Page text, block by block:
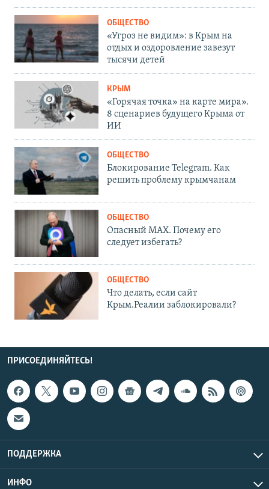
ОБЩЕСТВО
«Угроз не видим»: в Крым на
отдых и оздоровление завезут
тысячи детей
КРЫМ
«Горячая точка» на карте мира».
8 сценариев будущего Крыма от
ИИ
ОБЩЕСТВО
Блокирование Telegram. Как
решить проблему крымчанам
ОБЩЕСТВО
Опасный MAX. Почему его
следует избегать?
ОБЩЕСТВО
Что делать, если сайт
Крым.Реалии заблокировали?
ПРИСОЕДИНЯЙТЕСЬ!
ПОДДЕРЖКА
ИНФО